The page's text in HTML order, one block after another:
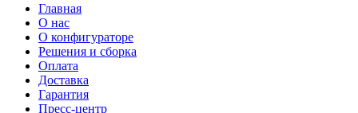
Главная
О нас
О конфигураторе
Решения и сборка
Оплата
Доставка
Гарантия
Пресс-центр